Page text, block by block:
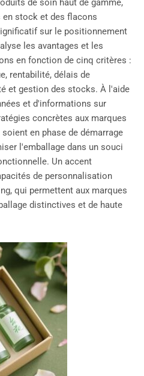
de soin haut de gamme,
stock et des flacons
sur le positionnement
les avantages et les
en fonction de cinq critères :
rentabilité, délais de
et gestion des stocks. À l'aide
et d'informations sur
concrètes aux marques
en phase de démarrage
l'emballage dans un souci
Un accent
de personnalisation
qui permettent aux marques
distinctives et de haute